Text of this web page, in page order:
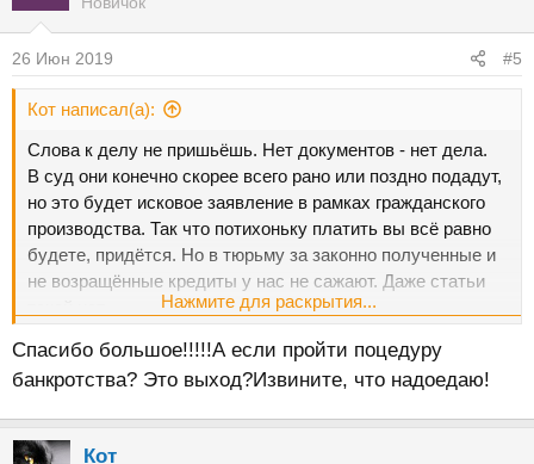
26 Июн 2019 #5
Кот написал(а):
Слова к делу не пришьёшь. Нет документов - нет дела.
В суд они конечно скорее всего рано или поздно подадут,
но это будет исковое заявление в рамках гражданского
производства. Так что потихоньку платить вы всё равно
будете, придётся. Но в тюрьму за законно полученные и
не возращённые кредиты у нас не сажают. Даже статьи
Нажмите для раскрытия...
Спасибо большое!!!!!А если пройти поцедуру
банкротства? Это выход?Извините, что надоедаю!
Кот